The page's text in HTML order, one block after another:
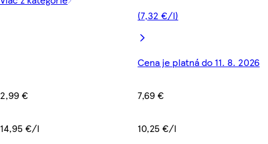
2,99 €
14,95 €/l
(7,32 €/l)
Cena je platná do 11. 8. 2026
7,69 €
10,25 €/l